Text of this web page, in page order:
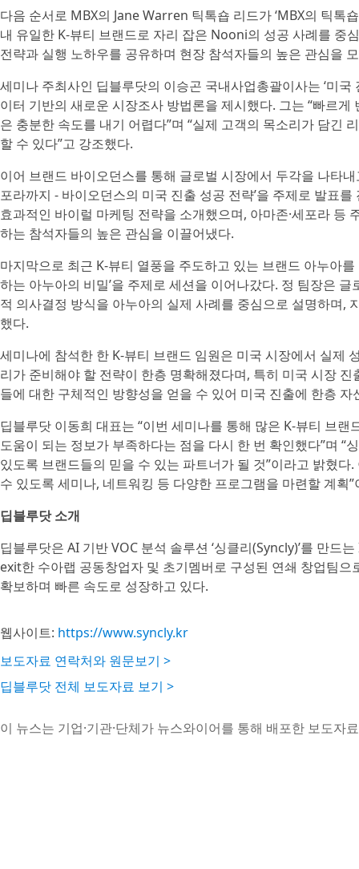
다음 순서로 MBX의 Jane Warren 틱톡숍 리드가 ‘MBX의 틱톡
내 유일한 K-뷰티 브랜드로 자리 잡은 Nooni의 성공 사례를 중
전략과 실행 노하우를 공유하며 현장 참석자들의 높은 관심을
세미나 주최사인 딥블루닷의 이승곤 국내사업총괄이사는 ‘미
이터 기반의 새로운 시장조사 방법론을 제시했다. 그는 “빠르
은 충분한 속도를 내기 어렵다”며 “실제 고객의 목소리가 담긴
할 수 있다”고 강조했다.
이어 브랜드 바이오던스를 통해 글로벌 시장에서 두각을 나타
포라까지 - 바이오던스의 미국 진출 성공 전략’을 주제로 발표
효과적인 바이럴 마케팅 전략을 소개했으며, 아마존·세포라
하는 참석자들의 높은 관심을 이끌어냈다.
마지막으로 최근 K-뷰티 열풍을 주도하고 있는 브랜드 아누아
하는 아누아의 비밀’을 주제로 세션을 이어나갔다. 정 팀장은
적 의사결정 방식을 아누아의 실제 사례를 중심으로 설명하며,
했다.
세미나에 참석한 한 K-뷰티 브랜드 임원은 미국 시장에서 실제
리가 준비해야 할 전략이 한층 명확해졌다며, 특히 미국 시장
들에 대한 구체적인 방향성을 얻을 수 있어 미국 진출에 한층
딥블루닷 이동희 대표는 “이번 세미나를 통해 많은 K-뷰티 브
도움이 되는 정보가 부족하다는 점을 다시 한 번 확인했다”며
있도록 브랜드들의 믿을 수 있는 파트너가 될 것”이라고 밝혔
수 있도록 세미나, 네트워킹 등 다양한 프로그램을 마련할 계획
딥블루닷 소개
딥블루닷은 AI 기반 VOC 분석 솔루션 ‘싱클리(Syncly)’를 만
exit한 수아랩 공동창업자 및 초기멤버로 구성된 연쇄 창업팀으
확보하며 빠른 속도로 성장하고 있다.
웹사이트: https://www.syncly.kr
보도자료 연락처와 원문보기 >
딥블루닷 전체 보도자료 보기 >
이 뉴스는 기업·기관·단체가 뉴스와이어를 통해 배포한 보도자